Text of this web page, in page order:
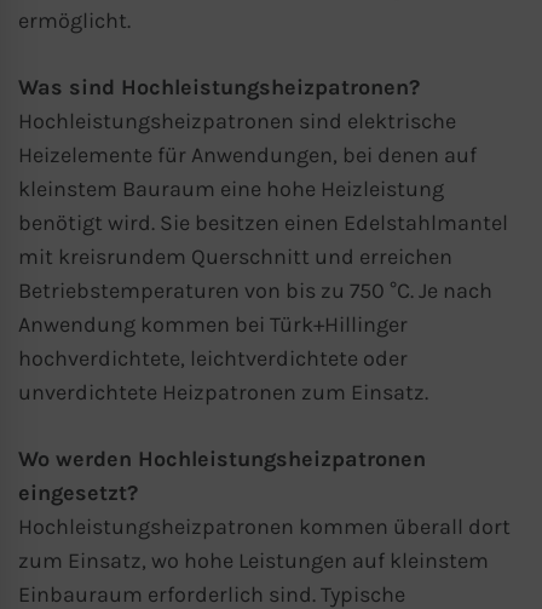
ermöglicht.
Was sind Hochleistungsheizpatronen?
Hochleistungsheizpatronen sind elektrische
Heizelemente für Anwendungen, bei denen auf
kleinstem Bauraum eine hohe Heizleistung
benötigt wird. Sie besitzen einen Edelstahlmantel
mit kreisrundem Querschnitt und erreichen
Betriebstemperaturen von bis zu 750 °C. Je nach
Anwendung kommen bei Türk+Hillinger
hochverdichtete, leichtverdichtete oder
unverdichtete Heizpatronen zum Einsatz.
Wo werden Hochleistungsheizpatronen
eingesetzt?
Hochleistungsheizpatronen kommen überall dort
zum Einsatz, wo hohe Leistungen auf kleinstem
Einbauraum erforderlich sind. Typische